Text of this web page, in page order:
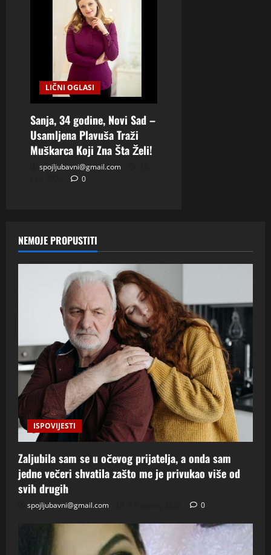
LIČNI OGLASI
Sanja, 34 godine, Novi Sad –
Usamljena Plavuša Traži
Muškarca Koji Zna Šta Želi!
spojljubavni@gmail.com
0
NEMOJE PROPUSTITI
ISPOVIJESTI
Zaljubila sam se u očevog prijatelja, a onda sam
jedne večeri shvatila zašto me je privukao više od
svih drugih
spojljubavni@gmail.com 0